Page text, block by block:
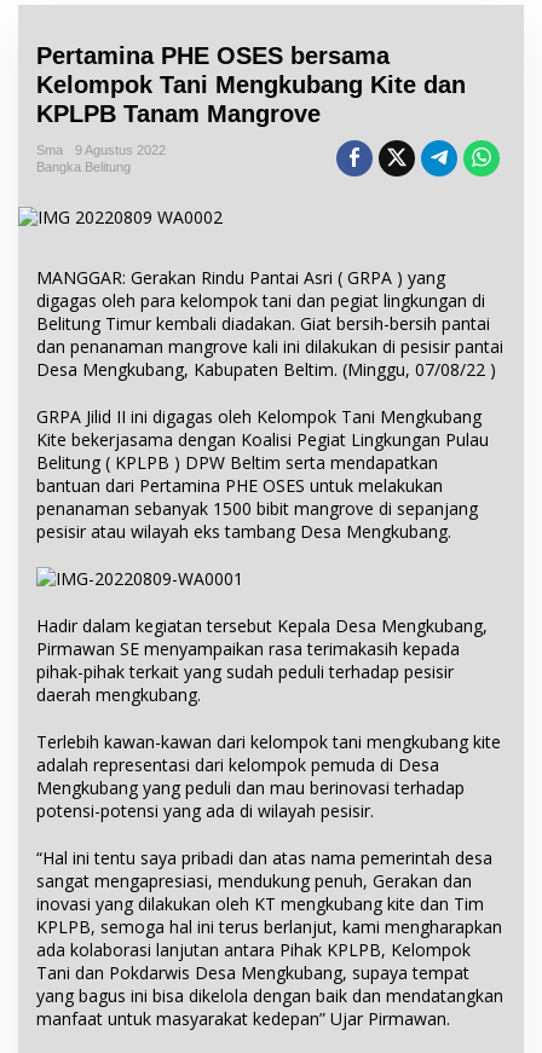
Pertamina PHE OSES bersama
Kelompok Tani Mengkubang Kite dan
KPLPB Tanam Mangrove
Sma
9 Agustus 2022
Bangka Belitung
MANGGAR: Gerakan Rindu Pantai Asri ( GRPA ) yang
digagas oleh para kelompok tani dan pegiat lingkungan di
Belitung Timur kembali diadakan. Giat bersih-bersih pantai
dan penanaman mangrove kali ini dilakukan di pesisir pantai
Desa Mengkubang, Kabupaten Beltim. (Minggu, 07/08/22 )
GRPA Jilid II ini digagas oleh Kelompok Tani Mengkubang
Kite bekerjasama dengan Koalisi Pegiat Lingkungan Pulau
Belitung ( KPLPB ) DPW Beltim serta mendapatkan
bantuan dari Pertamina PHE OSES untuk melakukan
penanaman sebanyak 1500 bibit mangrove di sepanjang
pesisir atau wilayah eks tambang Desa Mengkubang.
Hadir dalam kegiatan tersebut Kepala Desa Mengkubang,
Pirmawan SE menyampaikan rasa terimakasih kepada
pihak-pihak terkait yang sudah peduli terhadap pesisir
daerah mengkubang.
Terlebih kawan-kawan dari kelompok tani mengkubang kite
adalah representasi dari kelompok pemuda di Desa
Mengkubang yang peduli dan mau berinovasi terhadap
potensi-potensi yang ada di wilayah pesisir.
“Hal ini tentu saya pribadi dan atas nama pemerintah desa
sangat mengapresiasi, mendukung penuh, Gerakan dan
inovasi yang dilakukan oleh KT mengkubang kite dan Tim
KPLPB, semoga hal ini terus berlanjut, kami mengharapkan
ada kolaborasi lanjutan antara Pihak KPLPB, Kelompok
Tani dan Pokdarwis Desa Mengkubang, supaya tempat
yang bagus ini bisa dikelola dengan baik dan mendatangkan
manfaat untuk masyarakat kedepan” Ujar Pirmawan.